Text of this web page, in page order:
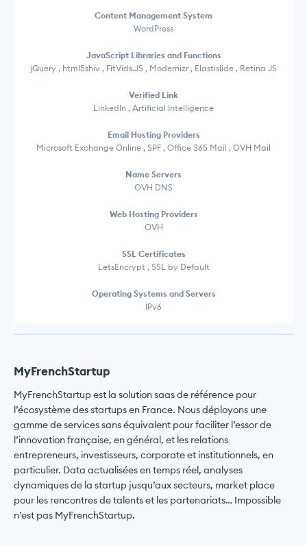
Content Management System
WordPress
JavaScript Libraries and Functions
jQuery , html5shiv , FitVids.JS , Modernizr , Elastislide , Retina JS
Verified Link
LinkedIn , Artificial Intelligence
Email Hosting Providers
Microsoft Exchange Online , SPF , Office 365 Mail , OVH Mail
Name Servers
OVH DNS
Web Hosting Providers
OVH
SSL Certificates
LetsEncrypt , SSL by Default
Operating Systems and Servers
IPv6
MyFrenchStartup
MyFrenchStartup est la solution saas de référence pour
l’écosystème des startups en France. Nous déployons une
gamme de services sans équivalent pour faciliter l’essor de
l’innovation française, en général, et les relations
entrepreneurs, investisseurs, corporate et institutionnels, en
particulier. Data actualisées en temps réel, analyses
dynamiques de la startup jusqu’aux secteurs, market place
pour les rencontres de talents et les partenariats… Impossible
n’est pas MyFrenchStartup.